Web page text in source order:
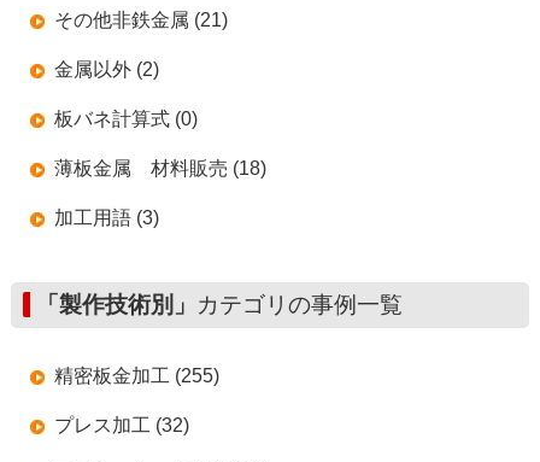
その他非鉄金属 (21)
金属以外 (2)
板バネ計算式 (0)
薄板金属 材料販売 (18)
加工用語 (3)
「製作技術別」 カテゴリの事例一覧
精密板金加工 (255)
プレス加工 (32)